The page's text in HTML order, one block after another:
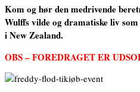
Kom og hør den medrivende
Wulffs vilde og dramatiske liv
i New Zealand.
OBS – FOREDRAGET ER